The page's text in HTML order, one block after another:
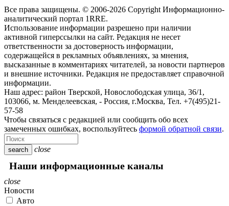
Все права защищены. © 2006-2026 Copyright Информационно-
аналитический портал 1RRE.
Использование информации разрешено при наличии
активной гиперссылки на сайт. Редакция не несет
ответственности за достоверность информации,
содержащейся в рекламных объявлениях, за мнения,
высказанные в комментариях читателей, за новости партнеров
и внешние источники. Редакция не предоставляет справочной
информации.
Наш адрес: район Тверской, Новослободская улица, 36/1 ,
103066, м. Менделеевская, - Россия, г.Москва, Тел. +7(495)21-
57-58
Чтобы связаться с редакцией или сообщить обо всех
замеченных ошибках, воспользуйтесь формой обратной связи.
search close
Наши информационные каналы
close
Новости
Авто